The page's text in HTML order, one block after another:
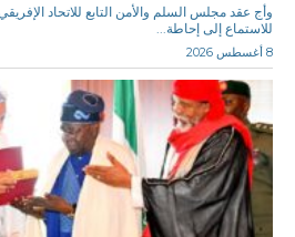
وأج عقد مجلس السلم والأمن التابع للاتحاد
للاستماع إلى إحاطة...
8 أغسطس 2026